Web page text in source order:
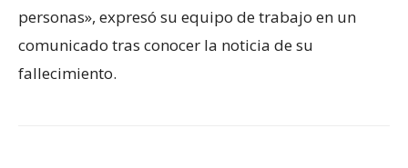
personas», expresó su equipo de trabajo en un
comunicado tras conocer la noticia de su
fallecimiento.